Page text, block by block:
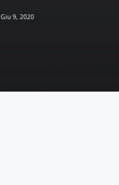
Giu 9, 2020